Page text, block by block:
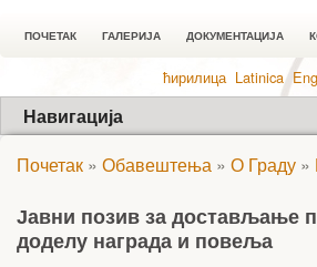
ПОЧЕТАК ГАЛЕРИЈА ДОКУМЕНТАЦИЈА
ћирилица Latinica
Навигација
Почетак » Обавештења » О Граду »
Јавни позив за достављање
доделу награда и повеља